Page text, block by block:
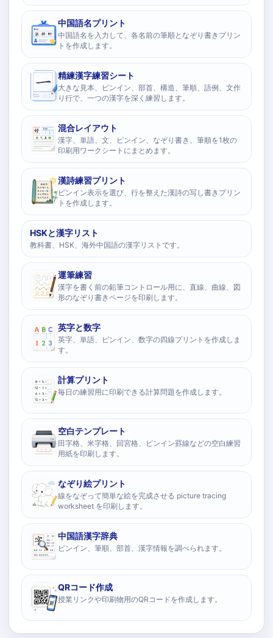
中国語名プリント
中国語名を入力して、各名前の筆順となぞり書きプリン
トを作成します。
精練漢字練習シート
大きな見本、ピンイン、部首、構造、筆順、語例、文作
り行で、一つの漢字を深く練習します。
混合レイアウト
漢字、単語、文、ピンイン、なぞり書き、筆順を1枚の
印刷用ワークシートにまとめます。
漢詩練習プリント
ピンイン表示を選び、行を整えた漢詩の写し書きプリン
トを作成します。
HSKと漢字リスト
教科書、HSK、海外中国語の漢字リストです。
運筆練習
漢字を書く前の鉛筆コントロール用に、直線、曲線、図
形のなぞり書きページを印刷します。
英字と数字
英字、単語、ピンイン、数字の四線プリントを作成しま
す。
計算プリント
毎日の練習用に印刷できる計算問題を作成します。
空白テンプレート
田字格、米字格、回宮格、ピンイン罫線などの空白練習
用紙を印刷します。
なぞり絵プリント
線をなぞって簡単な絵を完成させる picture tracing
worksheet を印刷します。
中国語漢字辞典
ピンイン、筆順、部首、漢字情報を調べられます。
QRコード作成
授業リンクや印刷物用のQRコードを作成します。